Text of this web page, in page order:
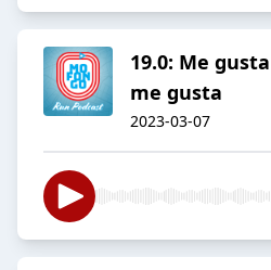
19.0: Me
me gusta
2023-03-07